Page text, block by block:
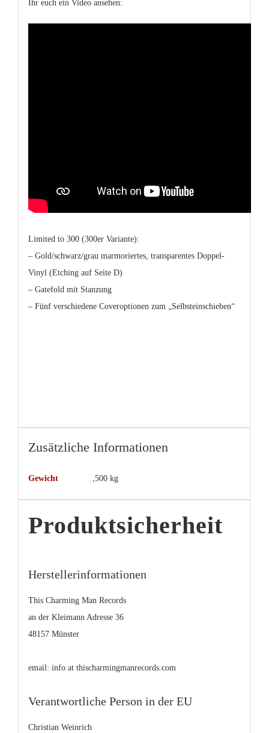
Ihr euch ein Video ansehen:
Limited to 300 (300er Variante):
– Gold/schwarz/grau marmoriertes, transparentes Doppel-
Vinyl (Etching auf Seite D)
– Gatefold mit Stanzung
– Fünf verschiedene Coveroptionen zum „Selbsteinschieben“
Zusätzliche Informationen
Gewicht ,500 kg
Produktsicherheit
Herstellerinformationen
This Charming Man Records
an der Kleimann Adresse 36
48157 Münster
email: info at thischarmingmanrecords.com
Verantwortliche Person in der EU
Christian Weinrich